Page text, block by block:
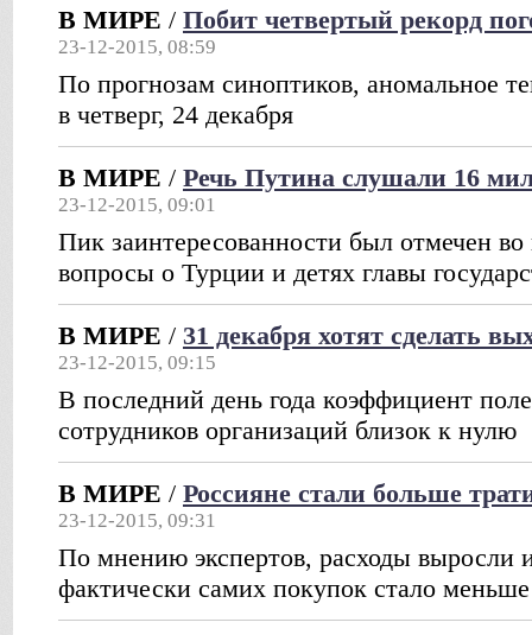
В МИРЕ / Побит четвертый рекорд
23-12-2015, 08:59
По прогнозам синоптиков, аномальное
в четверг, 24 декабря
В МИРЕ / Речь Путина слушали 16
23-12-2015, 09:01
Пик заинтересованности был отмечен во
вопросы о Турции и детях главы
В МИРЕ / 31 декабря хотят сделать
23-12-2015, 09:15
В последний день года коэффициент
сотрудников организаций близок к нулю
В МИРЕ / Россияне стали больше
23-12-2015, 09:31
По мнению экспертов, расходы выросли
фактически самих покупок стало меньше